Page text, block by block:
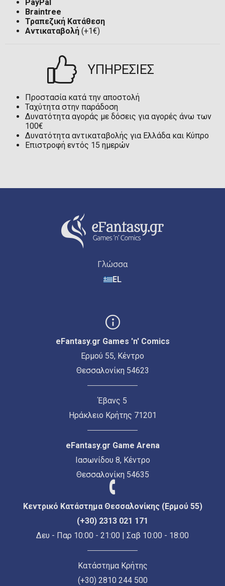
PayPal
Braintree
Τραπεζική Κατάθεση
Αντικαταβολή (+1€)
ΥΠΗΡΕΣΙΕΣ
Προστασία κατά την αποστολή
Ταχύτητα στην παράδοση
Δυνατότητα αγοράς με δόσεις για αγορές άνω των
100€
Δυνατότητα αντικαταβολής για Ελλάδα και Κύπρο
Επιστροφή εντός 15 ημερών
Γλώσσα
EL
eFantasy.gr Games 'n' Comics
Ερμού 55, Κέντρο
Θεσσαλονίκη 54623
Έβανς 5
Ηράκλειο Κρήτης 71201
eFantasy.gr Game Arena
Ιασωνίδου 8, Κέντρο
Θεσσαλονίκη 54635
Κεντρικό Κατάστημα Θεσσαλονίκης (Ερμού 55)
(+30) 2313 021 171
Δευ - Παρ 10:00 - 21:00 | Σαβ 10:00 - 18:00
Κατάστημα Κρήτης
(+30) 2810 244 500